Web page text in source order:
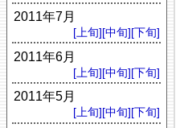
2011年7月
[上旬][中旬][下旬]
2011年6月
[上旬][中旬][下旬]
2011年5月
[上旬][中旬][下旬]